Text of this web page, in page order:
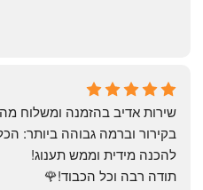
May Azulay
a month ago
להכנה מידית וממש תענוג!
תודה רבה וכל הכבוד!🌹